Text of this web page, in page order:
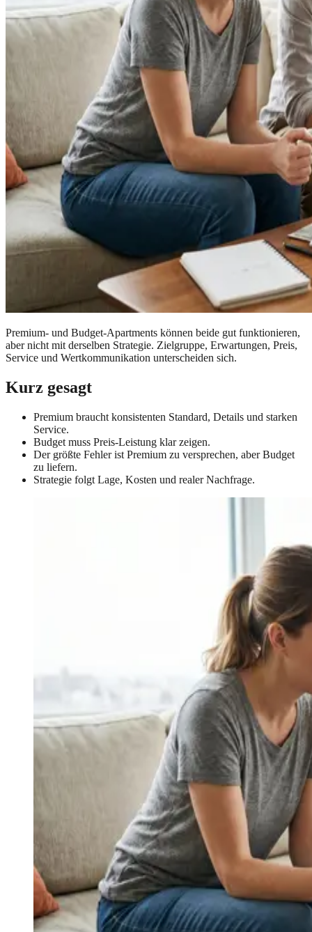
Premium- und Budget-Apartments können beide gut funktionieren,
aber nicht mit derselben Strategie. Zielgruppe, Erwartungen, Preis,
Service und Wertkommunikation unterscheiden sich.
Kurz gesagt
Premium braucht konsistenten Standard, Details und starken
Service.
Budget muss Preis-Leistung klar zeigen.
Der größte Fehler ist Premium zu versprechen, aber Budget
zu liefern.
Strategie folgt Lage, Kosten und realer Nachfrage.